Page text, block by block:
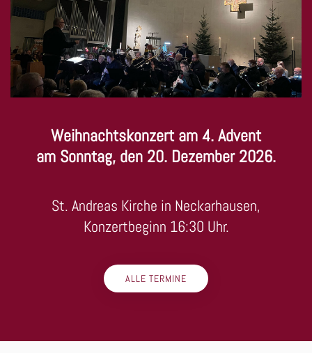
Weihnachtskonzert am 4. Advent
am Sonntag, den 20. Dezember 2026.
St. Andreas Kirche in Neckarhausen,
Konzertbeginn 16:30 Uhr.
ALLE TERMINE